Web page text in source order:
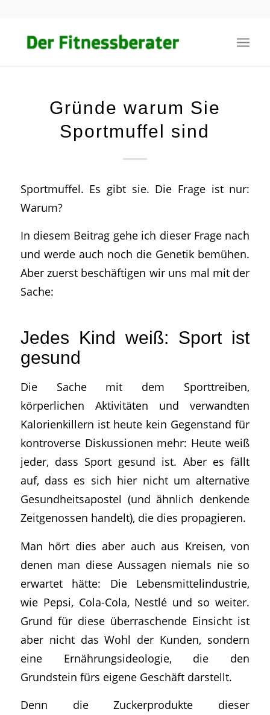
Gründe warum Sie
Sportmuffel sind
Sportmuffel. Es gibt sie. Die Frage ist nur:
Warum?
In diesem Beitrag gehe ich dieser Frage nach
und werde auch noch die Genetik bemühen.
Aber zuerst beschäftigen wir uns mal mit der
Sache:
Jedes Kind weiß: Sport ist
gesund
Die Sache mit dem Sporttreiben,
körperlichen Aktivitäten und verwandten
Kalorienkillern ist heute kein Gegenstand für
kontroverse Diskussionen mehr: Heute weiß
jeder, dass Sport gesund ist. Aber es fällt
auf, dass es sich hier nicht um alternative
Gesundheitsapostel (und ähnlich denkende
Zeitgenossen handelt), die dies propagieren.
Man hört dies aber auch aus Kreisen, von
denen man diese Aussagen niemals nie so
erwartet hätte: Die Lebensmittelindustrie,
wie Pepsi, Cola-Cola, Nestlé und so weiter.
Grund für diese überraschende Einsicht ist
aber nicht das Wohl der Kunden, sondern
eine Ernährungsideologie, die den
Grundstein fürs eigene Geschäft darstellt.
Denn die Zuckerprodukte dieser